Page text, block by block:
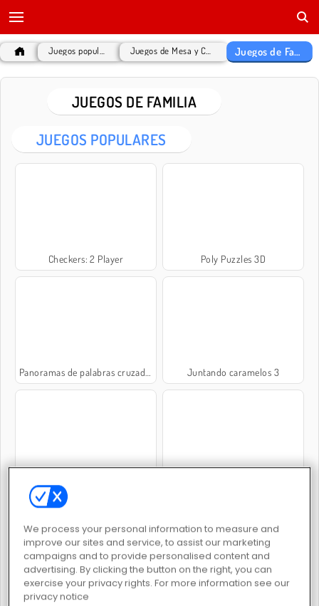
Juegos de Familia
JUEGOS DE FAMILIA
JUEGOS POPULARES
Checkers: 2 Player Poly Puzzles 3D
Panoramas de palabras cruzadas Juntando caramelos 3
Island Survival 3D
Adam and Eve 7
We process your personal information to measure and
improve our sites and service, to assist our marketing
campaigns and to provide personalised content and
advertising. By clicking the button on the right, you can
exercise your privacy rights. For more information see our
privacy notice